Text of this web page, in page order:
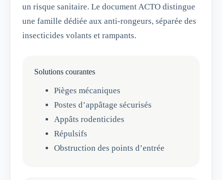
un risque sanitaire. Le document ACTO distingue
une famille dédiée aux anti-rongeurs, séparée des
insecticides volants et rampants.
Solutions courantes
Pièges mécaniques
Postes d’appâtage sécurisés
Appâts rodenticides
Répulsifs
Obstruction des points d’entrée